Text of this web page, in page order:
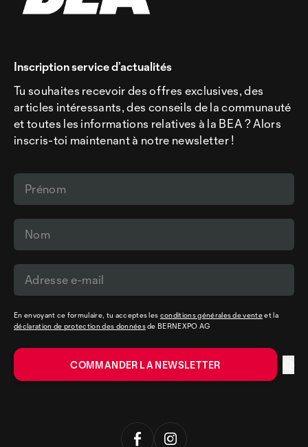
Inscription service d’actualités
Tu souhaites recevoir des offres exclusives, des
articles intéressants, des conseils de la communauté
et toutes les informations relatives à la BEA ? Alors
inscris-toi maintenant à notre newsletter !
En envoyant ce formulaire, tu acceptes les conditions générales de venteet la
déclaration de protection des donnéesde BERNEXPO AG